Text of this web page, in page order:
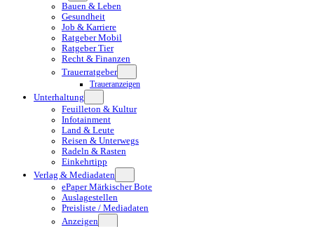
Bauen & Leben
Gesundheit
Job & Karriere
Ratgeber Mobil
Ratgeber Tier
Recht & Finanzen
Trauerratgeber
Traueranzeigen
Unterhaltung
Feuilleton & Kultur
Infotainment
Land & Leute
Reisen & Unterwegs
Radeln & Rasten
Einkehrtipp
Verlag & Mediadaten
ePaper Märkischer Bote
Auslagestellen
Preisliste / Mediadaten
Anzeigen